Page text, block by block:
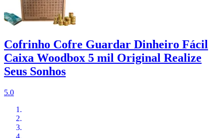
Cofrinho Cofre Guardar Dinheiro Fácil
Caixa Woodbox 5 mil Original Realize
Seus Sonhos
5.0